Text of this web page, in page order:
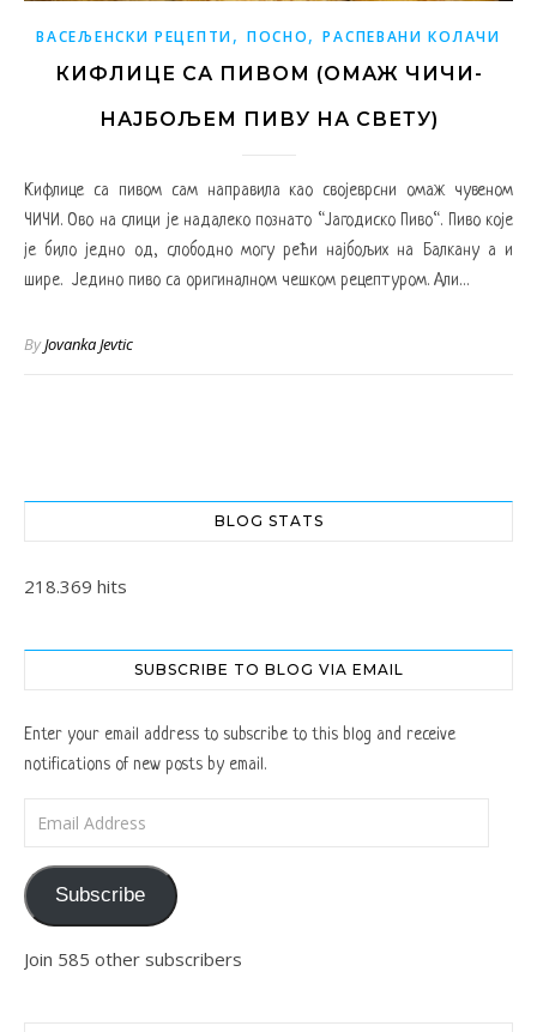
ВАСЕЉЕНСКИ РЕЦЕПТИ, ПОСНО,РАСПЕВАНИ КОЛАЧИ
КИФЛИЦЕ СА ПИВОМ (ОМАЖ ЧИЧИ-
НАЈБОЉЕМ ПИВУ НА СВЕТУ)
Кифлице са пивом сам направила као својеврсни омаж чувеном
ЧИЧИ. Ово на слици је надалеко познато “Јагодиско Пиво“. Пиво које
је било једно од, слободно могу рећи најбољих на Балкану а и
шире. Једино пиво са оригиналном чешком рецептуром. Али…
ByJovanka Jevtic
BLOG STATS
218.369 hits
SUBSCRIBE TO BLOG VIA EMAIL
Enter your email address to subscribe to this blog and receive
notifications of new posts by email.
Email Address
Subscribe
Join 585 other subscribers